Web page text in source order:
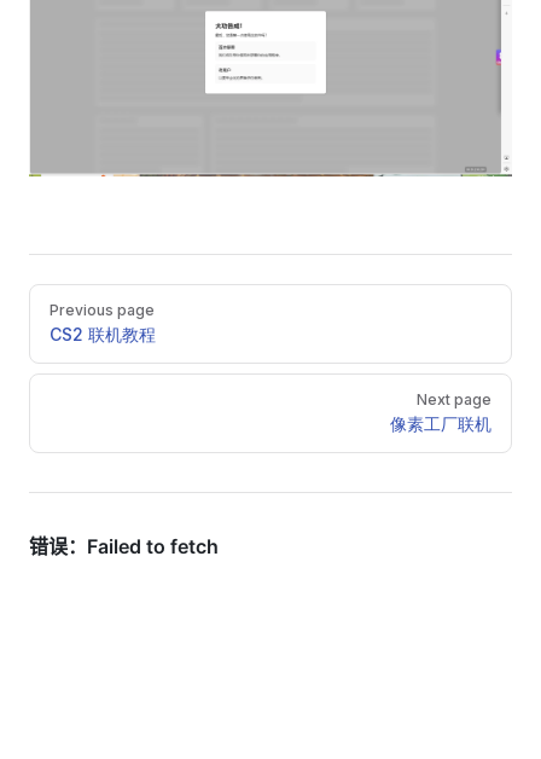
Pager
Previous page
CS2 联机教程
Next page
像素工厂联机